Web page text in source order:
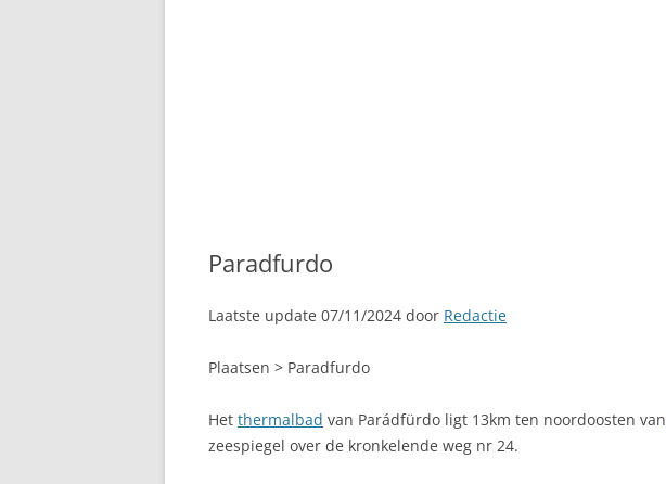
Paradfurdo
Laatste update 07/11/2024 door Redactie
Plaatsen > Paradfurdo
Het thermalbad van Parádfürdo ligt 13km ten noordoosten van
zeespiegel over de kronkelende weg nr 24.